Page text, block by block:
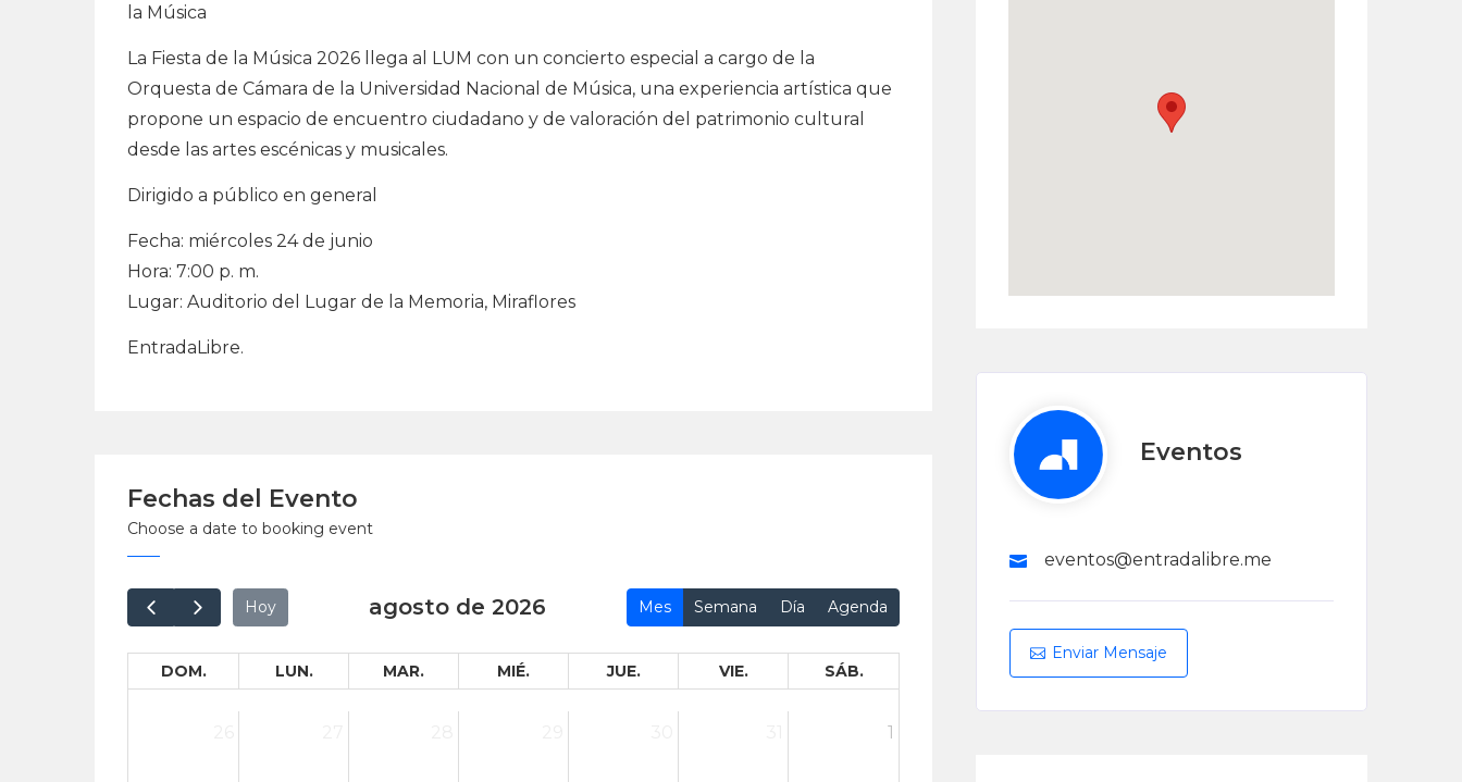
la Música
La Fiesta de la Música 2026 llega al LUM con un concierto especial a cargo de la
Orquesta de Cámara de la Universidad Nacional de Música, una experiencia artística que
propone un espacio de encuentro ciudadano y de valoración del patrimonio cultural
desde las artes escénicas y musicales.
Dirigido a público en general
Fecha: miércoles 24 de junio
Hora: 7:00 p. m.
Lugar: Auditorio del Lugar de la Memoria, Miraflores
EntradaLibre.
Fechas del Evento
Choose a date to booking event
Hoy agosto de 2026 Mes Semana Día Agenda
DOM. LUN. MAR. MIÉ. JUE. VIE. SÁB.
1
Eventos
eventos@entradalibre.me
Enviar Mensaje